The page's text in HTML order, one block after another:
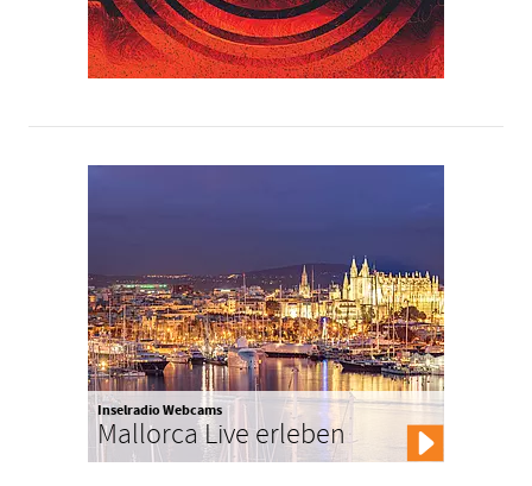
Inselradio Webcams
Mallorca Live erleben